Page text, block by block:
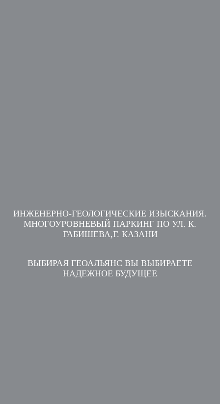
ИНЖЕНЕРНО-ГЕОЛОГИЧЕСКИЕ ИЗЫСКАНИЯ.
МНОГОУРОВНЕВЫЙ ПАРКИНГ ПО УЛ. К.
ГАБИШЕВА,Г. КАЗАНИ
ВЫБИРАЯ ГЕОАЛЬЯНС ВЫ ВЫБИРАЕТЕ
НАДЕЖНОЕ БУДУЩЕЕ